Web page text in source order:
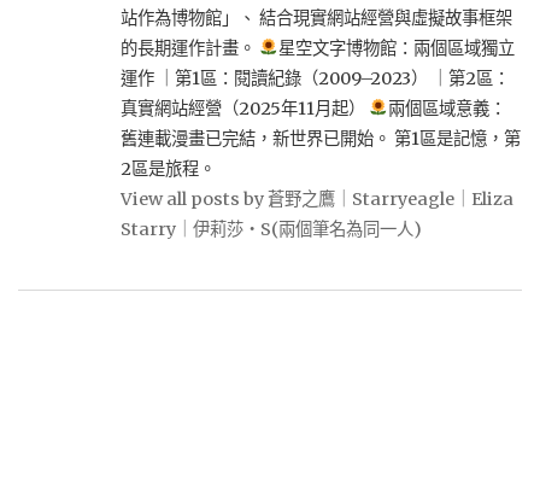
站作為博物館」、 結合現實網站經營與虛擬故事框架
的長期運作計畫。
星空文字博物館：兩個區域獨立
運作 ｜第1區：閱讀紀錄（2009–2023） ｜第2區：
真實網站經營（2025年11月起）
兩個區域意義：
舊連載漫畫已完結，新世界已開始。 第1區是記憶，第
2區是旅程。
View all posts by 蒼野之鷹｜Starryeagle｜Eliza
Starry｜伊莉莎・S(兩個筆名為同一人)